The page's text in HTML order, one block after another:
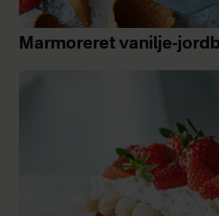
Marmoreret vanilje-